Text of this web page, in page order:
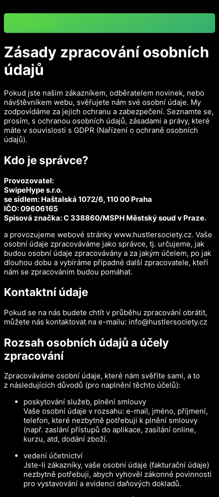
k
Zásady zpracování osobních
údajů
Pokud jste našim zákazníkem, odběratelem novinek, nebo
návštěvníkem webu, svěřujete nám své osobní údaje. My
zodpovídáme za jejich ochranu a zabezpečení. Seznamte se,
prosím, s ochranou osobních údajů, zásadami a právy, které
máte v souvislosti s GDPR (Nařízení o ochraně osobních
údajů).
Kdo je správce?
Provozovatel:
SwipeHype s.r.o.
se sídlem: Haštalská 1072/6, 110 00 Praha
IČO:09606165
Spisová značka: C 338860/MSPH Městský soud v Praze.
a provozujeme webové stránky www.hustlersociety.cz. Vaše
osobní údaje zpracováváme jako správce, tj. určujeme, jak
budou osobní údaje zpracovávány a za jakým účelem, po jak
dlouhou dobu a vybíráme případné další zpracovatele, kteří
nám se zpracováním budou pomáhat.
Kontaktní údaje
Pokud se na nás budete chtít v průběhu zpracování obrátit,
můžete nás kontaktovat na e-mailu: info@hustlersociety.cz
Rozsah osobních údajů a účely
zpracování
Zpracováváme osobní údaje, které nám svěříte sami, a to
z následujících důvodů (pro naplnění těchto účelů):
poskytování služeb, plnění smlouvy
Vaše osobní údaje v rozsahu: e-mail, jméno, příjmení,
telefon, které nezbytně potřebuji k plnění smlouvy
(např. zaslání přístupů do aplikace, zasílání online,
kurzu, atd, dodání zboží.
vedení účetnictví
Jste-li zákazníky, vaše osobní údaje (fakturační údaje)
nezbytně potřebuji, abych vyhověl zákonné povinnosti
pro vystavování a evidenci daňových dokladů.